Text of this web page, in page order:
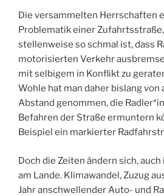
Die versammelten Herrschaften
Problematik einer
stellenweise so schmal ist, dass
motorisierten Verkehr
mit selbigem in Konflikt zu
Wohle hat man daher bislang von
Abstand genommen, die
Befahren der Straße ermuntern
Beispiel ein markierter
Doch die Zeiten ändern sich,
am Lande. Klimawandel, Zuzug
Jahr anschwellender Auto- und